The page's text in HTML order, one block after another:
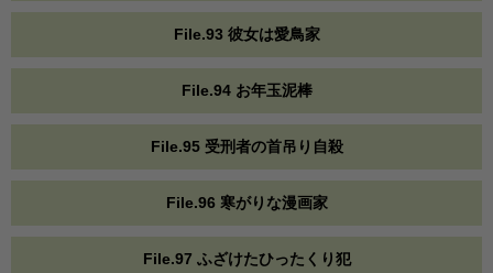
File.93 彼女は愛鳥家
File.94 お年玉泥棒
File.95 受刑者の首吊り自殺
File.96 寒がりな漫画家
File.97 ふざけたひったくり犯